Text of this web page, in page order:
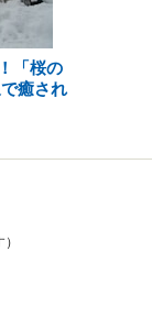
「桜の
癒され